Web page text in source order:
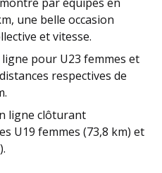
une belle occasion
et vitesse.
pour U23 femmes et
respectives de
ligne clôturant
U19 femmes (73,8 km) et